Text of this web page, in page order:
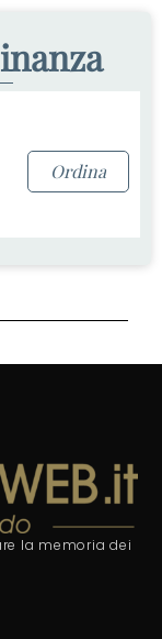
Ordina
la memoria dei